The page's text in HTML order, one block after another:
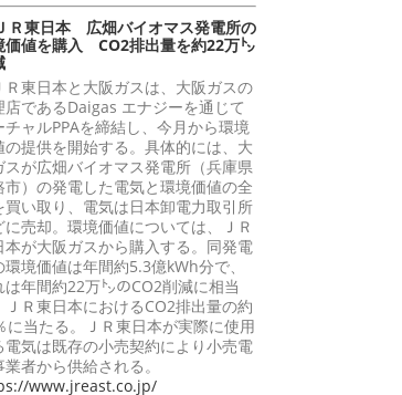
Ｒ東日本 広畑バイオマス発電所の
価値を購入 CO2排出量を約22万㌧
東日本と大阪ガスは、大阪ガスの
店であるDaigas エナジーを通じて
チャルPPAを締結し、今月から環境
の提供を開始する。具体的には、大
スが広畑バイオマス発電所（兵庫県
市）の発電した電気と環境価値の全
買い取り、電気は日本卸電力取引所
に売却。環境価値については、ＪＲ
本が大阪ガスから購入する。同発電
環境価値は年間約5.3億kWh分で、
は年間約22万㌧のCO2削減に相当
ＪＲ東日本におけるCO2排出量の約
に当たる。ＪＲ東日本が実際に使用
電気は既存の小売契約により小売電
業者から供給される。
www.jreast.co.jp/